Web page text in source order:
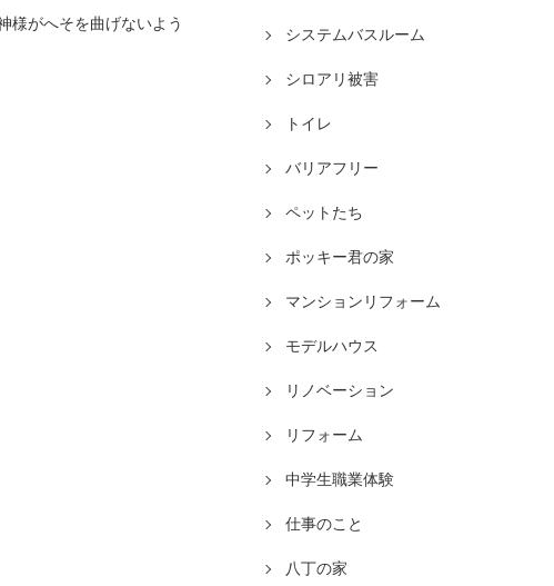
様がへそを曲げないよう
システムバスルーム
シロアリ被害
トイレ
バリアフリー
ペットたち
ポッキー君の家
マンションリフォーム
モデルハウス
リノベーション
リフォーム
中学生職業体験
仕事のこと
八丁の家